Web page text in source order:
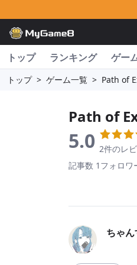
トップ ランキング ゲー
トップ > ゲーム一覧 > Path of
Path of
5.0 2件のレ
記事数 1 フォロワ
ちゃ